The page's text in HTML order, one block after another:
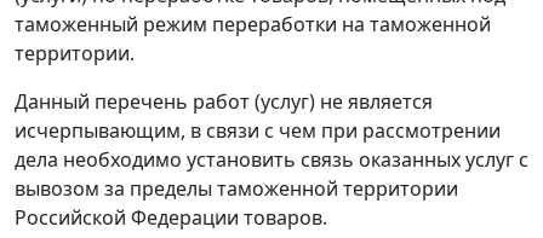
таможенный режим переработки на таможенной
территории.
Данный перечень работ (услуг) не является
исчерпывающим, в связи с чем при рассмотрении
дела необходимо установить связь оказанных услуг с
вывозом за пределы таможенной территории
Российской Федерации товаров.